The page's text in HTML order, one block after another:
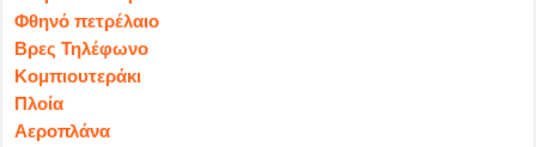
Φθηνό πετρέλαιο
Βρες Τηλέφωνο
Κομπιουτεράκι
Πλοία
Αεροπλάνα